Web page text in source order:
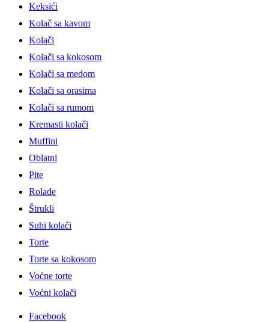
Keksići
Kolač sa kavom
Kolači
Kolači sa kokosom
Kolači sa medom
Kolači sa orasima
Kolači sa rumom
Kremasti kolači
Muffini
Oblatni
Pite
Rolade
Štrukli
Suhi kolači
Torte
Torte sa kokosom
Voćne torte
Voćni kolači
Facebook